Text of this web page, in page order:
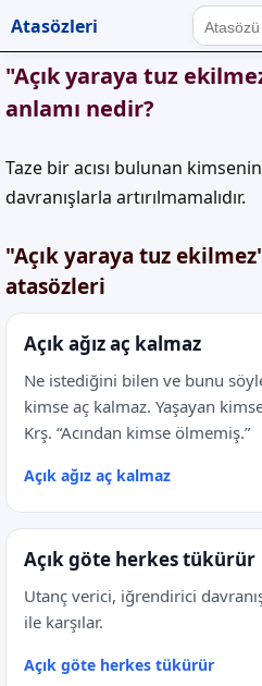
Atasözleri
"Açık yaraya tuz
anlamı nedir?
Taze bir acısı bulunan
davranışlarla artırılmamalıdır.
"Açık yaraya tuz
atasözleri
Açık ağız aç kalmaz
Ne istediğini bilen ve bunu
kimse aç kalmaz. Yaşayan
Krş. “Acından kimse ölmemiş.”
Açık ağız aç kalmaz
Açık göte herkes tükürür
Utanç verici, iğrendirici
ile karşılar.
Açık göte herkes tükürür